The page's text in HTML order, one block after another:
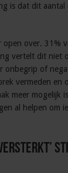
is dat dit aantal
open over. 31%
vertelt dit niet
onbegrip of
vermeden en
meer mogelijk
al helpen om
Versterkt’